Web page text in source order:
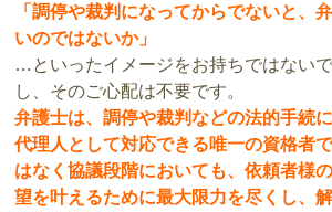
「調停や裁判になってからでないと、
いのではないか」
…といったイメージをお持ちではない
し、そのご心配は不要です。
弁護士は、調停や裁判などの法的手続
代理人として対応できる唯一の資格者
はなく協議段階においても、依頼者様
望を叶えるために最大限力を尽くし、